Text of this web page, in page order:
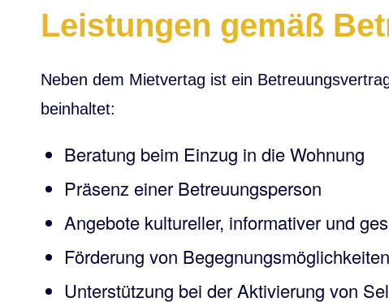
Leistungen gemäß
Neben dem Mietvertag ist ein
beinhaltet:
Beratung beim Einzug in die Wohnung
Präsenz einer Betreuungsperson
Angebote kultureller, informativer und
Förderung von
Unterstützung bei der Aktivierung von